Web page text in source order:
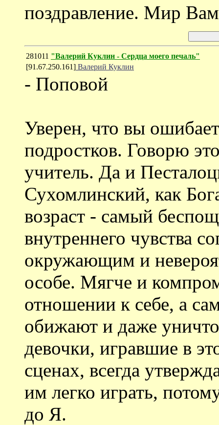
поздравление. Мир
281011 "Валерий Куклин - Сердца моего печаль"
[91.67.250.161] Валерий Куклин
- Поповой
Уверен, что вы
подростков. Говорю
учитель. Да и
Сухомлинский, как
возраст - самый
внутреннего чувства
окружающим и
особе. Мягче и
отношении к себе, а
обижают и даже
девочки, игравшие в
сценах, всегда
им легко играть,
до Я.